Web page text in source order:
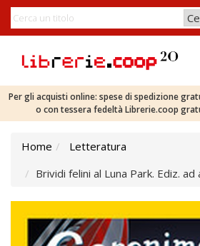
Per gli acquisti online: spese di spedizione
o con tessera fedeltà Librerie.coop
Home
Letteratura
Brividi felini al Luna Park. Ediz.